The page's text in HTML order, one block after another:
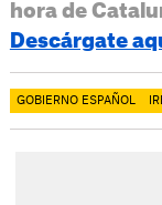
hora de
Descárgate
GOBIERNO ESPAÑOL